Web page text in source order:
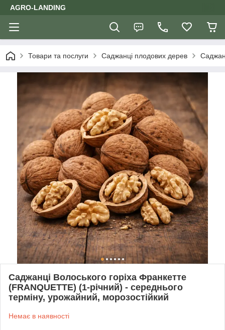
AGRO-LANDING
Товари та послуги Саджанці плодових дерев
Саджанці Волоського горіха Франкетте
(FRANQUETTE) (1-річний) - середнього
терміну, урожайний, морозостійкий
Немає в наявності